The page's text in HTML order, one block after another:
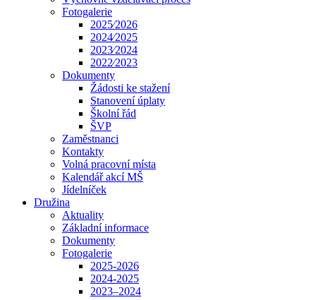
Fotogalerie
2025⁄2026
2024⁄2025
2023⁄2024
2022⁄2023
Dokumenty
Žádosti ke stažení
Stanovení úplaty
Školní řád
ŠVP
Zaměstnanci
Kontakty
Volná pracovní místa
Kalendář akcí MŠ
Jídelníček
Družina
Aktuality
Základní informace
Dokumenty
Fotogalerie
2025-2026
2024-2025
2023–2024